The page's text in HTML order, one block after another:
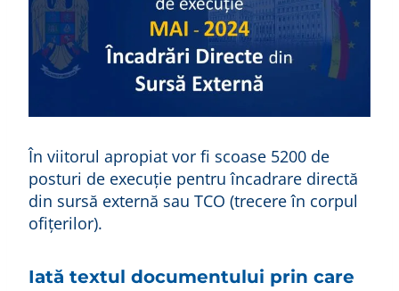
În viitorul apropiat vor fi scoase 5200 de
posturi de execuție pentru încadrare directă
din sursă externă sau TCO (trecere în corpul
ofițerilor).
Iată textul documentului prin care